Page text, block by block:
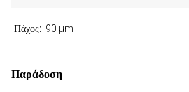
Πάχος 90 µm
Παράδοση